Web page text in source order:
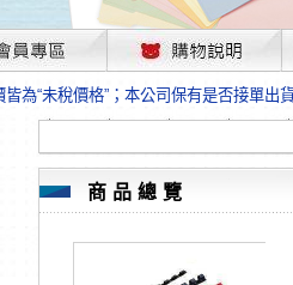
動漲幅甚大，部份上游供應商已採取
為“未稅價格”；本公司保有是否接單出
浮動，下單前請先跟客服人員確認最新
為“未稅價格”；本公司保有是否接單出
發現短缺，遂待客服人員跟您確認訂單
為“未稅價格”；本公司保有是否接單出
波動漲幅甚大，部份上游供應商已採取
為“未稅價格”；本公司保有是否接單出
浮動，下單前請先跟客服人員確認最新
商品總覽